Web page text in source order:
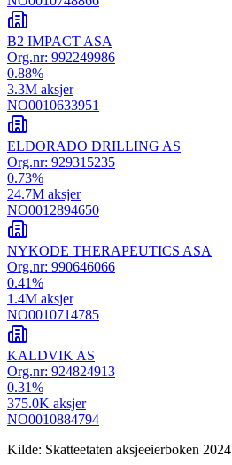
B2 IMPACT ASA
Org.nr: 992249986
0.88%
3.3M aksjer
NO0010633951
ELDORADO DRILLING AS
Org.nr: 929315235
0.73%
24.7M aksjer
NO0012894650
NYKODE THERAPEUTICS ASA
Org.nr: 990646066
0.41%
1.4M aksjer
NO0010714785
KALDVIK AS
Org.nr: 924824913
0.31%
375.0K aksjer
NO0010884794
Kilde: Skatteetaten aksjeeierboken 2024